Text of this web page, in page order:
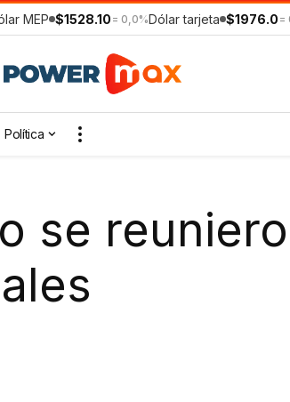
MEP $1528.10 = 0,0%Dólar tarjeta $1976.0 =
Política
se